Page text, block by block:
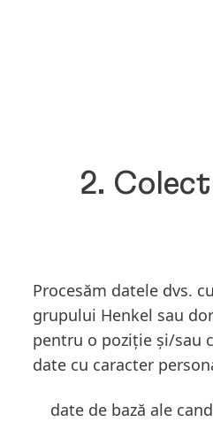
2.
Procesăm datele dvs.
grupului Henkel sau
pentru o poziție și/sau
date cu caracter
date de bază ale